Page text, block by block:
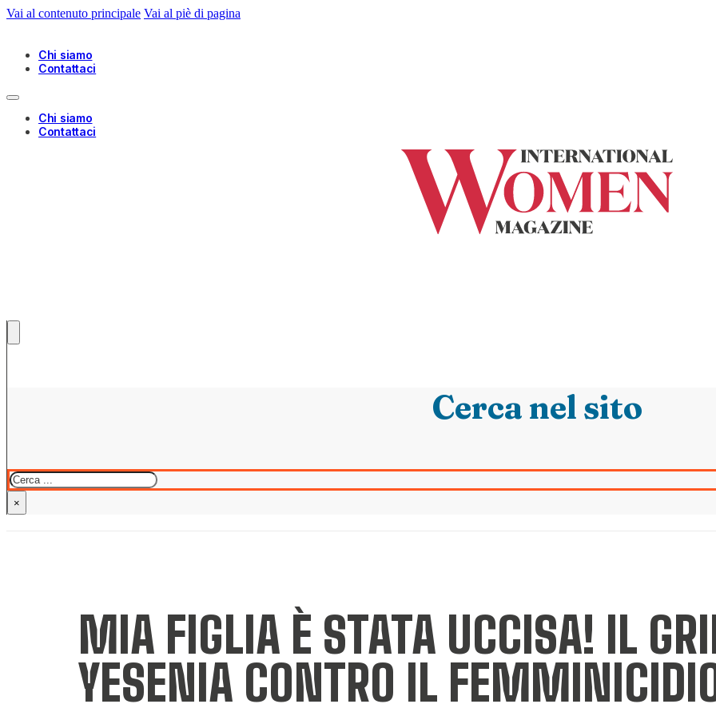
Vai al contenuto principale Vai al piè di pagina
Chi siamo
Contattaci
Chi siamo
Contattaci
Cerca nel sito
Cerca
×
MIA FIGLIA È STATA UCCISA! IL
YESENIA CONTRO IL